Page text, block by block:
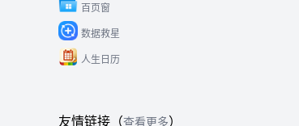
百页窗
数据救星
人生日历
友情链接（查看更多）